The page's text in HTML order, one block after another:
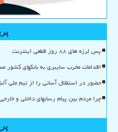
پس لرزه های ۸۸ روز قطعی اینترنت
اقدامات مخرب سایبری به بانکهای کشور
حضور در استقلال آسانی را از تیم ملی
چرا مردم بین پیام رسانهای داخلی و